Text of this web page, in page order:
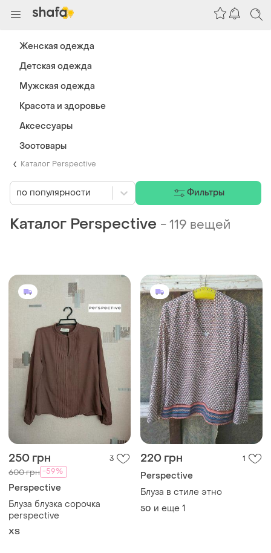
Каталог Perspective
Каталог Perspective -119 вещей
250 грн 3
600 грн -59%
Perspective
Блуза блузка сорочка
perspective
ХS
220 грн 1
Perspective
Блуза в стиле этно
50 и еще 1
по популярности Фильтры
Женская одежда
Детская одежда
Мужская одежда
Красота и здоровье
Аксессуары
Зоотовары